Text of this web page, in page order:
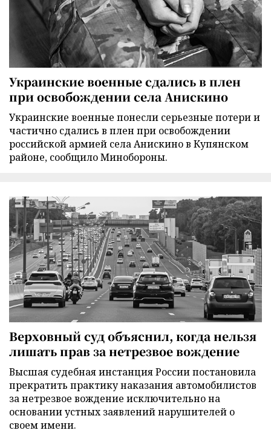
Украинские военные сдались в плен
при освобождении села Анискино
Украинские военные понесли серьезные потери и
частично сдались в плен при освобождении
российской армией села Анискино в Купянском
районе, сообщило Минобороны.
Верховный суд объяснил, когда нельзя
лишать прав за нетрезвое вождение
Высшая судебная инстанция России постановила
прекратить практику наказания автомобилистов
за нетрезвое вождение исключительно на
основании устных заявлений нарушителей о
своем имени.